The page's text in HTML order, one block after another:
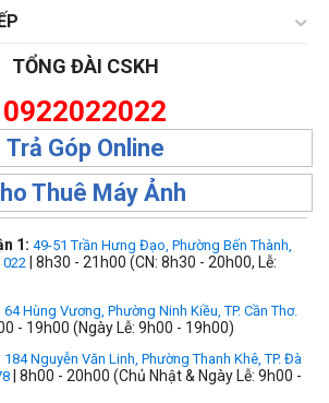
TỔNG ĐÀI CSKH
0922022022
Trả Góp Online
Thuê Máy Ảnh
1: 49-51 Trần Hưng Đạo, Phường Bến Thành,
022 | 8h30 - 21h00 (CN: 8h30 - 20h00, Lễ:
64 Hùng Vương, Phường Ninh Kiều, TP. Cần Thơ.
- 19h00 (Ngày Lễ: 9h00 - 19h00)
184 Nguyễn Văn Linh, Phường Thanh Khê, TP. Đà
| 8h00 - 20h00 (Chủ Nhật & Ngày Lễ: 9h00 -